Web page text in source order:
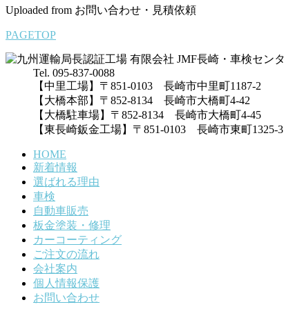
Uploaded from お問い合わせ・見積依頼
PAGETOP
Tel. 095-837-0088
【中里工場】〒851-0103 長崎市中里町1187-2
【大橋本部】〒852-8134 長崎市大橋町4-42
【大橋駐車場】〒852-8134 長崎市大橋町4-45
【東長崎鈑金工場】〒851-0103 長崎市東町1325-3
HOME
新着情報
選ばれる理由
車検
自動車販売
板金塗装・修理
カーコーティング
ご注文の流れ
会社案内
個人情報保護
お問い合わせ